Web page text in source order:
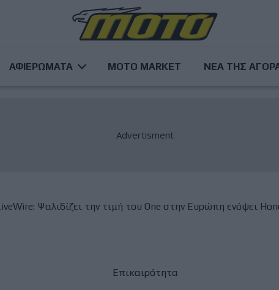
ΑΦΙΕΡΩΜΑΤΑ MOTO MARKET ΝΕΑ ΤΗΣ
Ψαλιδίζει την τιμή του One στην Ευρώπη ενόψει
Επικαιρότητα